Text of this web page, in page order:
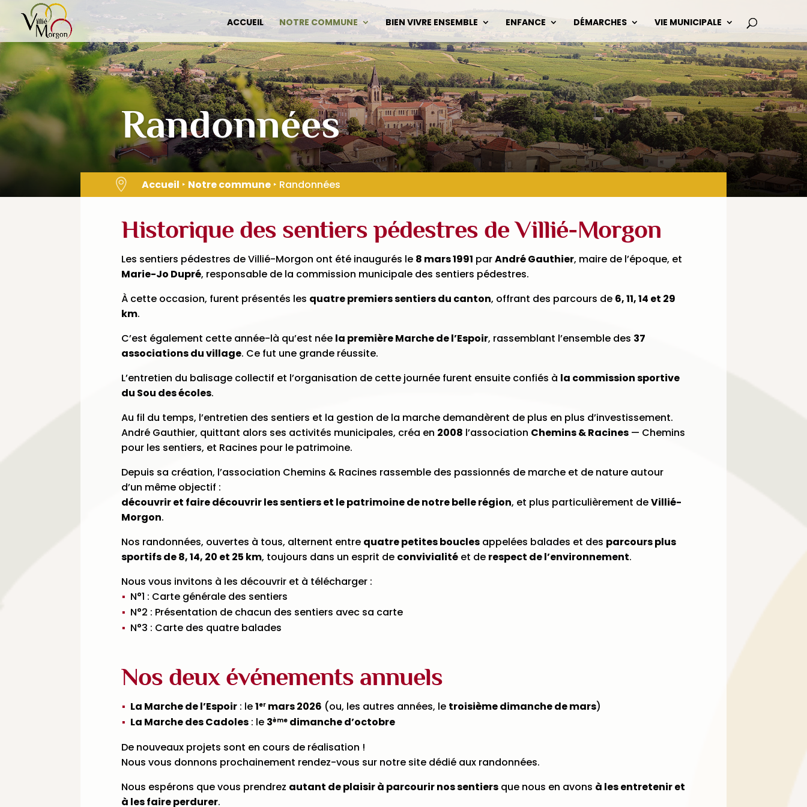
content
ACCUEIL NOTRE COMMUNE BIEN VIVRE ENSEMBLE ENFANCE DÉMARCHES VIE MUNICIPALE
Randonnées
 Accueil ‣ Notre commune‣ Randonnées
Historique des sentiers pédestres de Villié-Morgon
Les sentiers pédestres de Villié-Morgon ont été inaugurés le 8 mars 1991 parAndré Gauthier, maire de l’époque, et
Marie-Jo Dupré, responsable de la commission municipale des sentiers pédestres.
À cette occasion, furent présentés les quatre premiers sentiers du canton, offrant des parcours de 6, 11, 14 et 29
km.
C’est également cette année-là qu’est née la première Marche de l’Espoir, rassemblant l’ensemble des 37
associations du village. Ce fut une grande réussite.
L’entretien du balisage collectif et l’organisation de cette journée furent ensuite confiés à la commission sportive
du Sou des écoles.
Au fil du temps, l’entretien des sentiers et la gestion de la marche demandèrent de plus en plus d’investissement.
André Gauthier, quittant alors ses activités municipales, créa en 2008 l’association Chemins & Racines— Chemins
pour les sentiers, et Racines pour le patrimoine.
Depuis sa création, l’association Chemins & Racines rassemble des passionnés de marche et de nature autour
d’un même objectif :
découvrir et faire découvrir les sentiers et le patrimoine de notre belle région, et plus particulièrement deVillié-
Morgon.
Nos randonnées, ouvertes à tous, alternent entre quatre petites bouclesappelées balades et des parcours plus
sportifs de 8, 14, 20 et 25 km, toujours dans un esprit de convivialitéet de respect de l’environnement.
Nous vous invitons à les découvrir et à télécharger :
N°1 : Carte générale des sentiers
N°2 : Présentation de chacun des sentiers avec sa carte
N°3 : Carte des quatre balades
Nos deux événements annuels
La Marche de l’Espoir : le1er mars 2026 (ou, les autres années, le troisième dimanche de mars)
La Marche des Cadoles : le 3ème dimanche d’octobre
De nouveaux projets sont en cours de réalisation !
Nous vous donnons prochainement rendez-vous sur notre site dédié aux randonnées.
Nous espérons que vous prendrez autant de plaisir à parcourir nos sentiersque nous en avons à les entretenir et
à les faire perdurer.